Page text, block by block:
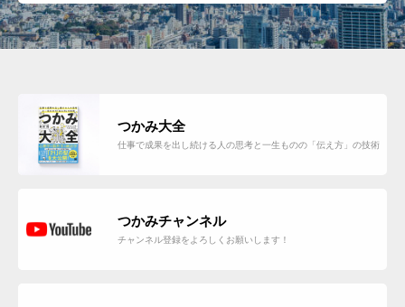
つかみ大全
仕事で成果を出し続ける人の思考と一生ものの「伝え方」の技術
つかみチャンネル
チャンネル登録をよろしくお願いします！